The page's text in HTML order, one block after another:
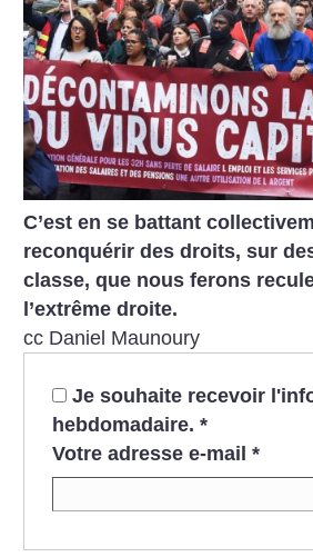
C’est en se battant
reconquérir des droits, sur
classe, que nous ferons
l’extrême droite.
cc Daniel Maunoury
Je souhaite recevoir
hebdomadaire. *
Votre adresse e-mail *